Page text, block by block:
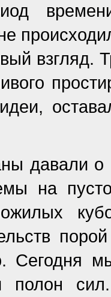
взгляд.
давали о
на
Сегодня